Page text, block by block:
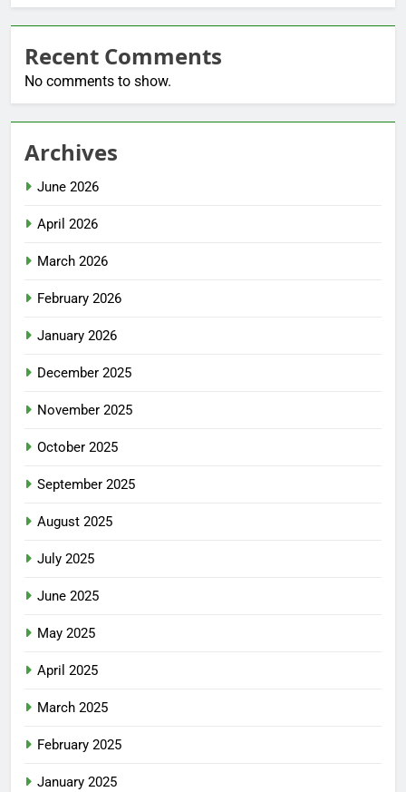
Recent Comments
No comments to show.
Archives
June 2026
April 2026
March 2026
February 2026
January 2026
December 2025
November 2025
October 2025
September 2025
August 2025
July 2025
June 2025
May 2025
April 2025
March 2025
February 2025
January 2025